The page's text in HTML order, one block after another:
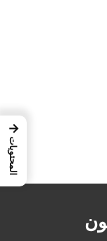
→
المحتويات